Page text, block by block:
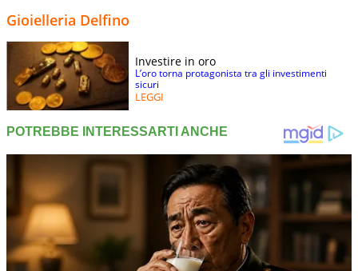
Gioielleria Delfino
Investire in oro
L’oro torna protagonista tra gli investimenti
sicuri
LEGGI